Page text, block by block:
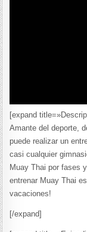
[expand
Amante del deporte,
puede realizar un
casi cualquier
Muay Thai por fases
entrenar Muay Thai
vacaciones!
[/expand]